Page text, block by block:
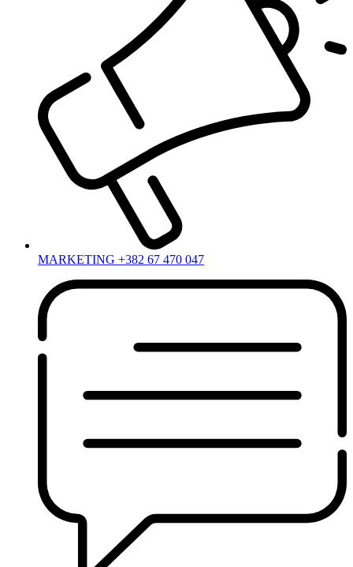
MARKETING +382 67 470 047